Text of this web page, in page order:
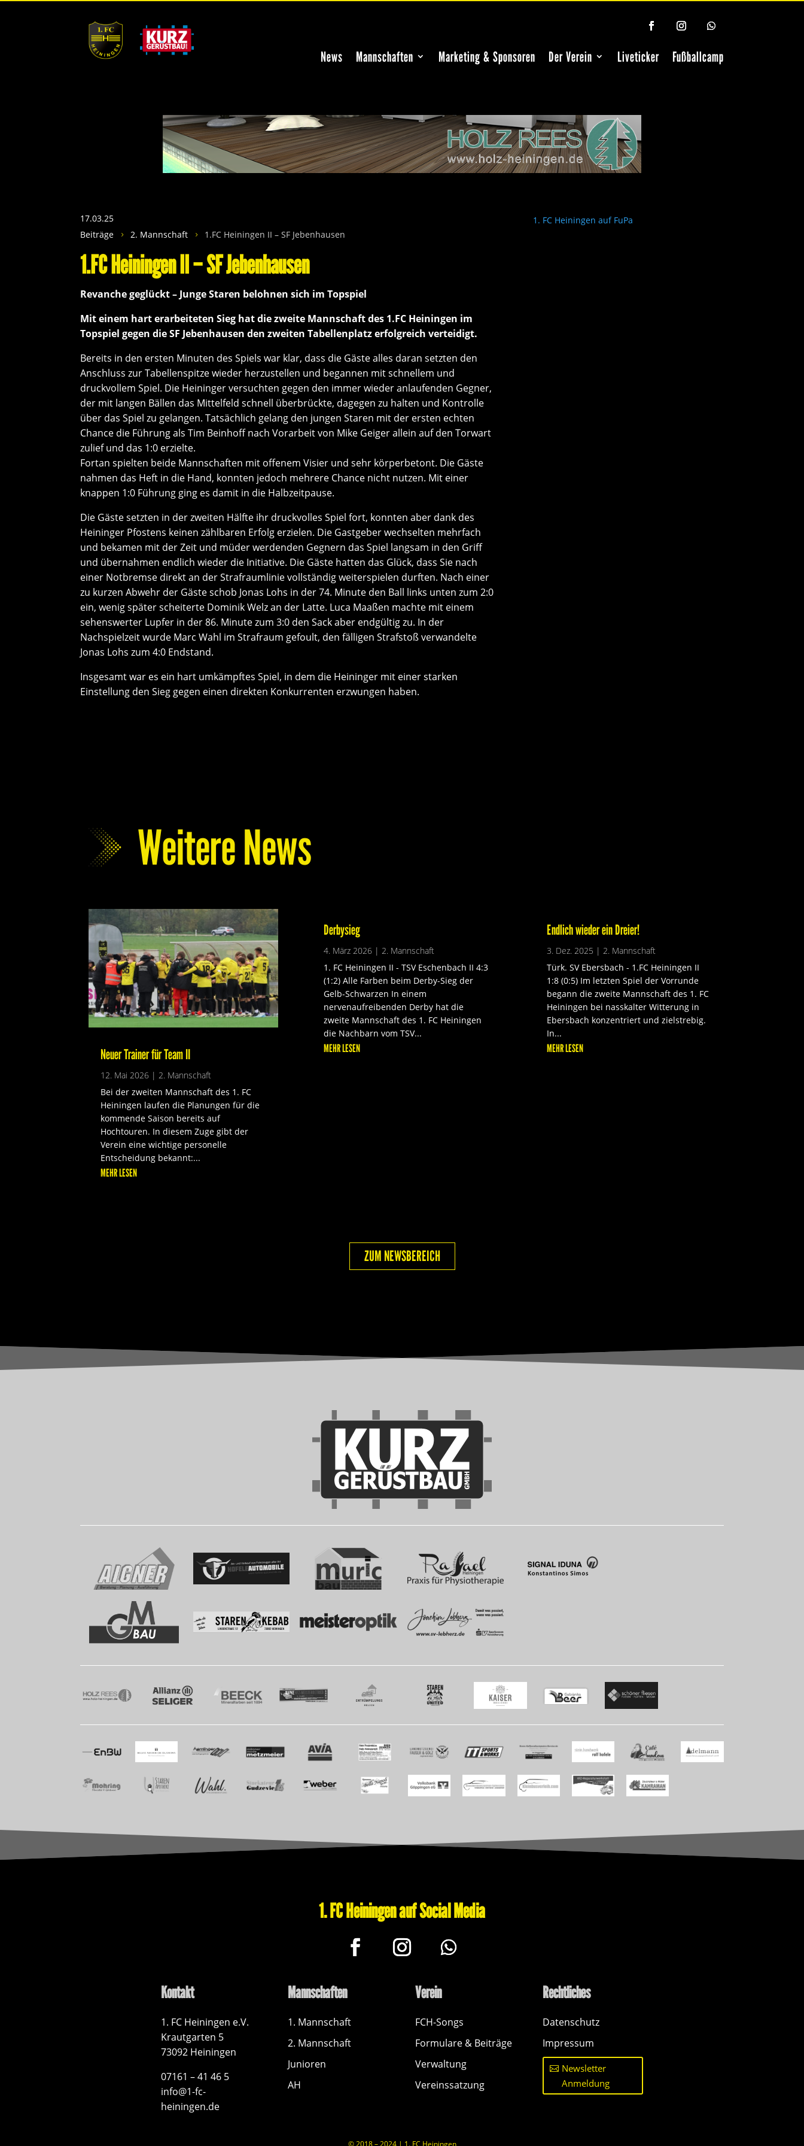
News Mannschaften Marketing & Sponsoren Der Verein Liveticker Fußballcamp
17.03.25
Beiträge
5 2. Mannschaft 5 1.FC Heiningen II – SF Jebenhausen
1.FC Heiningen II – SF Jebenhausen
Revanche geglückt – Junge Staren belohnen sich im Topspiel
Mit einem hart erarbeiteten Sieg hat die zweite Mannschaft des 1.FC Heiningen im
Topspiel gegen die SF Jebenhausen den zweiten Tabellenplatz erfolgreich verteidigt.
Bereits in den ersten Minuten des Spiels war klar, dass die Gäste alles daran setzten den
Anschluss zur Tabellenspitze wieder herzustellen und begannen mit schnellem und
druckvollem Spiel. Die Heininger versuchten gegen den immer wieder anlaufenden Gegner,
der mit langen Bällen das Mittelfeld schnell überbrückte, dagegen zu halten und Kontrolle
über das Spiel zu gelangen. Tatsächlich gelang den jungen Staren mit der ersten echten
Chance die Führung als Tim Beinhoff nach Vorarbeit von Mike Geiger allein auf den Torwart
zulief und das 1:0 erzielte.
Fortan spielten beide Mannschaften mit offenem Visier und sehr körperbetont. Die Gäste
nahmen das Heft in die Hand, konnten jedoch mehrere Chance nicht nutzen. Mit einer
knappen 1:0 Führung ging es damit in die Halbzeitpause.
Die Gäste setzten in der zweiten Hälfte ihr druckvolles Spiel fort, konnten aber dank des
Heininger Pfostens keinen zählbaren Erfolg erzielen. Die Gastgeber wechselten mehrfach
und bekamen mit der Zeit und müder werdenden Gegnern das Spiel langsam in den Griff
und übernahmen endlich wieder die Initiative. Die Gäste hatten das Glück, dass Sie nach
einer Notbremse direkt an der Strafraumlinie vollständig weiterspielen durften. Nach einer
zu kurzen Abwehr der Gäste schob Jonas Lohs in der 74. Minute den Ball links unten zum 2:0
ein, wenig später scheiterte Dominik Welz an der Latte. Luca Maaßen machte mit einem
sehenswerter Lupfer in der 86. Minute zum 3:0 den Sack aber endgültig zu. In der
Nachspielzeit wurde Marc Wahl im Strafraum gefoult, den fälligen Strafstoß verwandelte
Jonas Lohs zum 4:0 Endstand.
Insgesamt war es ein hart umkämpftes Spiel, in dem die Heininger mit einer starken
Einstellung den Sieg gegen einen direkten Konkurrenten erzwungen haben.
1. FC Heiningen auf FuPa
Weitere News
Neuer Trainer für Team II
12. Mai 2026 | 2. Mannschaft
Bei der zweiten Mannschaft des 1. FC
Heiningen laufen die Planungen für die
kommende Saison bereits auf
Hochtouren. In diesem Zuge gibt der
Verein eine wichtige personelle
Entscheidung bekannt:...
MEHR LESEN
Derbysieg
4. März 2026 | 2. Mannschaft
1. FC Heiningen II - TSV Eschenbach II 4:3
(1:2) Alle Farben beim Derby-Sieg der
Gelb-Schwarzen In einem
nervenaufreibenden Derby hat die
zweite Mannschaft des 1. FC Heiningen
die Nachbarn vom TSV...
MEHR LESEN
Endlich wieder ein Dreier!
3. Dez. 2025 | 2. Mannschaft
Türk. SV Ebersbach - 1.FC Heiningen II
1:8 (0:5) Im letzten Spiel der Vorrunde
begann die zweite Mannschaft des 1. FC
Heiningen bei nasskalter Witterung in
Ebersbach konzentriert und zielstrebig.
In...
MEHR LESEN
ZUM NEWSBEREICH
1. FC Heiningen auf Social Media
Kontakt
1. FC Heiningen e.V.
Krautgarten 5
73092 Heiningen
07161 – 41 46 5
info@1-fc-
heiningen.de
Mannschaften
1. Mannschaft
2. Mannschaft
Junioren
AH
Verein
FCH-Songs
Formulare & Beiträge
Verwaltung
Vereinssatzung
Rechtliches
Datenschutz
Impressum
Newsletter
Anmeldung
© 2018 – 2024 | 1. FC Heiningen